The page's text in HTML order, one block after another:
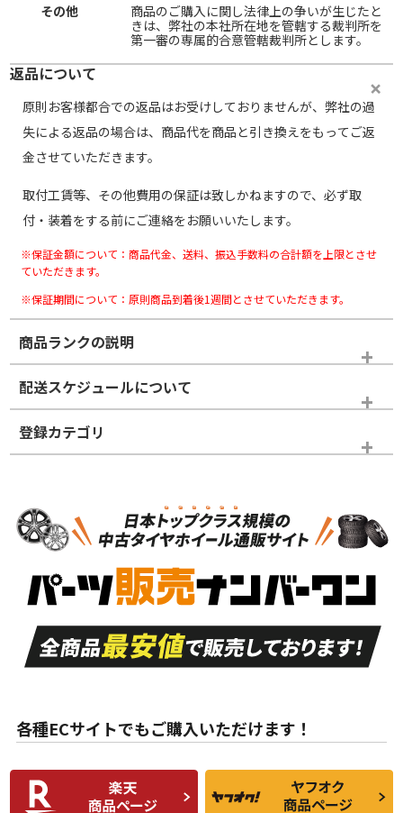
その他
商品のご購入に関し法律上の争いが生じたと
きは、弊社の本社所在地を管轄する裁判所を
第一審の専属的合意管轄裁判所とします。
返品について
原則お客様都合での返品はお受けしておりませんが、弊社の過
失による返品の場合は、商品代を商品と引き換えをもってご返
金させていただきます。
取付工賃等、その他費用の保証は致しかねますので、必ず取
付・装着をする前にご連絡をお願いいたします。
※保証金額について：商品代金、送料、振込手数料の合計額を上限とさせ
ていただきます。
※保証期間について：原則商品到着後1週間とさせていただきます。
商品ランクの説明
※商品ランクは出品者の主観により判断しておりますので、あら
かじめご了承ください。
ホイールランク
S
品）
S
新車外し品（新古
付き
A
走行距離も少なく、
目立つ傷もほとんど
ない中古品
A
走行距離も少なく、
非常に状態の良い中
古品
な中古品
んどない中古品
C
比較的きれいな中古
品
C
られるが、使用に問
題のない中古品
配送スケジュールについて
登録カテゴリ
スタッドレスタイヤホイールセット
各種ECサイトでもご購入いただけます！